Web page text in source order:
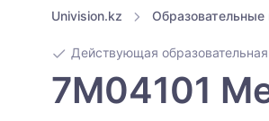
Univision.kz
Действующая
7M04101